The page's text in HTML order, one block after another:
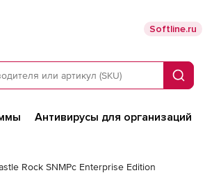
Softline.ru
Поиск
Антивирусы для организаций
Rock SNMPc Enterprise Edition